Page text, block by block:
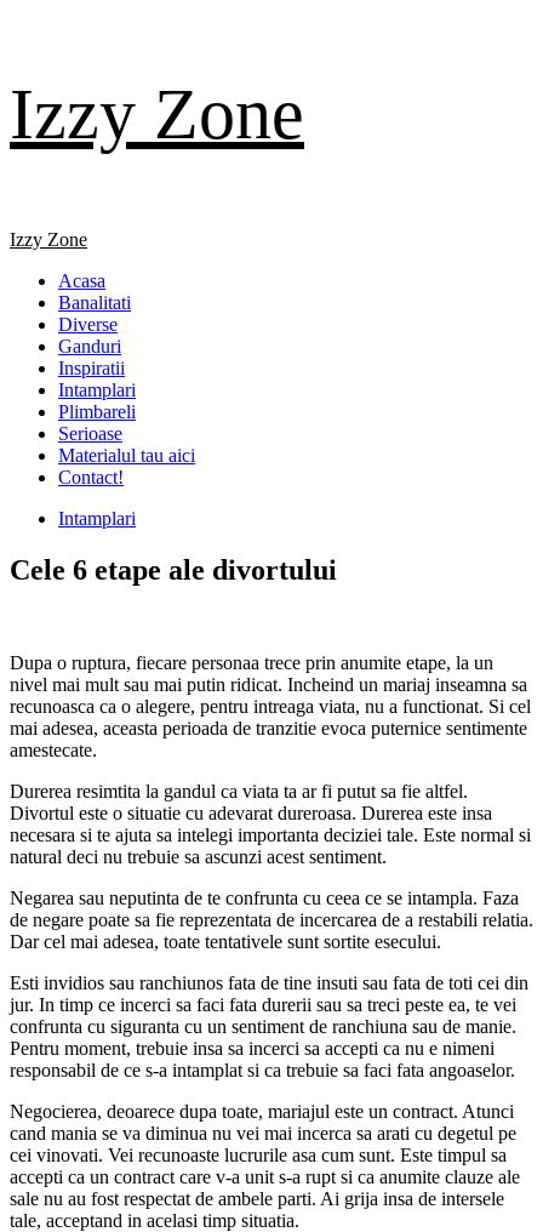
content
Izzy Zone
Primary
Izzy Zone
Acasa
Banalitati
Diverse
Ganduri
Inspiratii
Intamplari
Plimbareli
Serioase
Materialul tau aici
Contact!
Intamplari
Cele 6 etape ale divortului
Dupa o ruptura, fiecare personaa trece prin anumite etape, la un
nivel mai mult sau mai putin ridicat. Incheind un mariaj inseamna sa
recunoasca ca o alegere, pentru intreaga viata, nu a functionat. Si cel
mai adesea, aceasta perioada de tranzitie evoca puternice sentimente
amestecate.
Durerea resimtita la gandul ca viata ta ar fi putut sa fie altfel.
Divortul este o situatie cu adevarat dureroasa. Durerea este insa
necesara si te ajuta sa intelegi importanta deciziei tale. Este normal si
natural deci nu trebuie sa ascunzi acest sentiment.
Negarea sau neputinta de te confrunta cu ceea ce se intampla. Faza
de negare poate sa fie reprezentata de incercarea de a restabili relatia.
Dar cel mai adesea, toate tentativele sunt sortite esecului.
Esti invidios sau ranchiunos fata de tine insuti sau fata de toti cei din
jur. In timp ce incerci sa faci fata durerii sau sa treci peste ea, te vei
confrunta cu siguranta cu un sentiment de ranchiuna sau de manie.
Pentru moment, trebuie insa sa incerci sa accepti ca nu e nimeni
responsabil de ce s-a intamplat si ca trebuie sa faci fata angoaselor.
Negocierea, deoarece dupa toate, mariajul este un contract. Atunci
cand mania se va diminua nu vei mai incerca sa arati cu degetul pe
cei vinovati. Vei recunoaste lucrurile asa cum sunt. Este timpul sa
accepti ca un contract care v-a unit s-a rupt si ca anumite clauze ale
sale nu au fost respectat de ambele parti. Ai grija insa de intersele
tale, acceptand in acelasi timp situatia.